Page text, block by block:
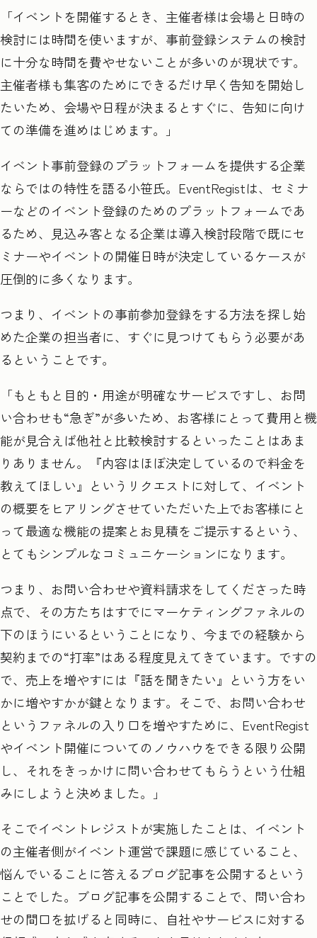
「イベントを開催するとき、主催者様は会場と日時の
検討には時間を使いますが、事前登録システムの検討
に十分な時間を費やせないことが多いのが現状です。
主催者様も集客のためにできるだけ早く告知を開始し
たいため、会場や日程が決まるとすぐに、告知に向け
ての準備を進めはじめます。」
イベント事前登録のプラットフォームを提供する企業
ならではの特性を語る小笹氏。EventRegistは、セミナ
ーなどのイベント登録のためのプラットフォームであ
るため、見込み客となる企業は導入検討段階で既にセ
ミナーやイベントの開催日時が決定しているケースが
圧倒的に多くなります。
つまり、イベントの事前参加登録をする方法を探し始
めた企業の担当者に、すぐに見つけてもらう必要があ
るということです。
「もともと目的・用途が明確なサービスですし、お問
い合わせも“急ぎ”が多いため、お客様にとって費用と機
能が見合えば他社と比較検討するといったことはあま
りありません。『内容はほぼ決定しているので料金を
教えてほしい』というリクエストに対して、イベント
の概要をヒアリングさせていただいた上でお客様にと
って最適な機能の提案とお見積をご提示するという、
とてもシンプルなコミュニケーションになります。
つまり、お問い合わせや資料請求をしてくださった時
点で、その方たちはすでにマーケティングファネルの
下のほうにいるということになり、今までの経験から
契約までの“打率”はある程度見えてきています。ですの
で、売上を増やすには『話を聞きたい』という方をい
かに増やすかが鍵となります。そこで、お問い合わせ
というファネルの入り口を増やすために、 EventRegist
やイベント開催についてのノウハウをできる限り公開
し、それをきっかけに問い合わせてもらうという仕組
みにしようと決めました。」
そこでイベントレジストが実施したことは、イベント
の主催者側がイベント運営で課題に感じていること、
悩んでいることに答えるブログ記事を公開するという
ことでした。ブログ記事を公開することで、問い合わ
せの間口を拡げると同時に、自社やサービスに対する